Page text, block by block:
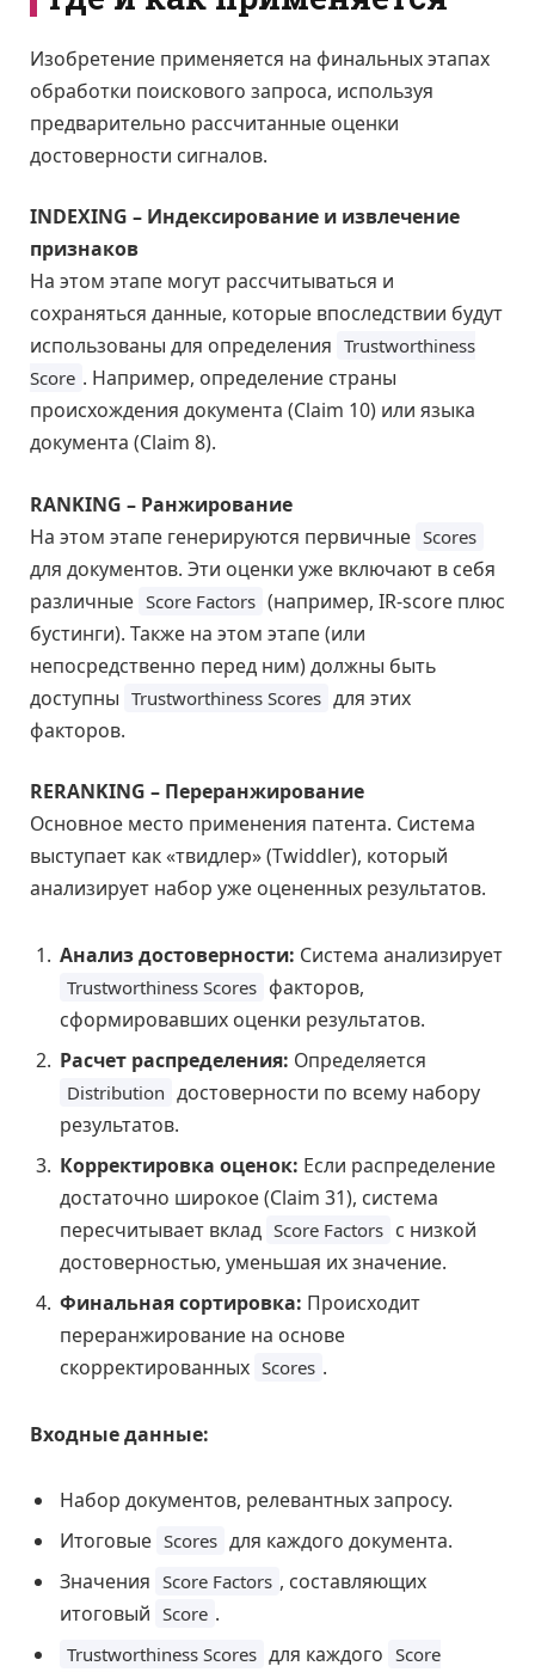
Изобретение применяется на финальных этапах
обработки поискового запроса, используя
предварительно рассчитанные оценки
достоверности сигналов.
INDEXING – Индексирование и извлечение
признаков
На этом этапе могут рассчитываться и
сохраняться данные, которые впоследствии будут
использованы для определения Trustworthiness
Score . Например, определение страны
происхождения документа (Claim 10) или языка
документа (Claim 8).
RANKING – Ранжирование
На этом этапе генерируются первичные Scores
для документов. Эти оценки уже включают в себя
различные Score Factors (например, IR-score плюс
бустинги). Также на этом этапе (или
непосредственно перед ним) должны быть
доступны Trustworthiness Scores для этих
факторов.
RERANKING – Переранжирование
Основное место применения патента. Система
выступает как «твидлер» (Twiddler), который
анализирует набор уже оцененных результатов.
Анализ достоверности: Система анализирует
Trustworthiness Scores факторов,
сформировавших оценки результатов.
Расчет распределения: Определяется
Distribution достоверности по всему набору
результатов.
Корректировка оценок: Если распределение
достаточно широкое (Claim 31), система
пересчитывает вклад Score Factors с низкой
достоверностью, уменьшая их значение.
Финальная сортировка: Происходит
переранжирование на основе
скорректированных Scores .
Входные данные:
Набор документов, релевантных запросу.
Итоговые Scores для каждого документа.
Значения Score Factors , составляющих
итоговый Score .
Trustworthiness Scores для каждого Score